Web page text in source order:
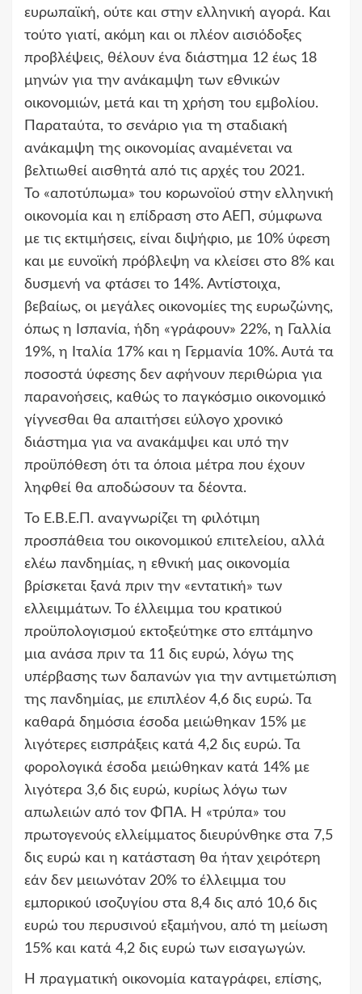
ευρωπαϊκή, ούτε και στην ελληνική αγορά. Και
τούτο γιατί, ακόμη και οι πλέον αισιόδοξες
προβλέψεις, θέλουν ένα διάστημα 12 έως 18
μηνών για την ανάκαμψη των εθνικών
οικονομιών, μετά και τη χρήση του εμβολίου.
Παραταύτα, το σενάριο για τη σταδιακή
ανάκαμψη της οικονομίας αναμένεται να
βελτιωθεί αισθητά από τις αρχές του 2021.
Το «αποτύπωμα» του κορωνοϊού στην ελληνική
οικονομία και η επίδραση στο ΑΕΠ, σύμφωνα
με τις εκτιμήσεις, είναι διψήφιο, με 10% ύφεση
και με ευνοϊκή πρόβλεψη να κλείσει στο 8% και
δυσμενή να φτάσει το 14%. Αντίστοιχα,
βεβαίως, οι μεγάλες οικονομίες της ευρωζώνης,
όπως η Ισπανία, ήδη «γράφουν» 22%, η Γαλλία
19%, η Ιταλία 17% και η Γερμανία 10%. Αυτά τα
ποσοστά ύφεσης δεν αφήνουν περιθώρια για
παρανοήσεις, καθώς το παγκόσμιο οικονομικό
γίγνεσθαι θα απαιτήσει εύλογο χρονικό
διάστημα για να ανακάμψει και υπό την
προϋπόθεση ότι τα όποια μέτρα που έχουν
ληφθεί θα αποδώσουν τα δέοντα.
Το Ε.Β.Ε.Π. αναγνωρίζει τη φιλότιμη
προσπάθεια του οικονομικού επιτελείου, αλλά
ελέω πανδημίας, η εθνική μας οικονομία
βρίσκεται ξανά πριν την «εντατική» των
ελλειμμάτων. Το έλλειμμα του κρατικού
προϋπολογισμού εκτοξεύτηκε στο επτάμηνο
μια ανάσα πριν τα 11 δις ευρώ, λόγω της
υπέρβασης των δαπανών για την αντιμετώπιση
της πανδημίας, με επιπλέον 4,6 δις ευρώ. Τα
καθαρά δημόσια έσοδα μειώθηκαν 15% με
λιγότερες εισπράξεις κατά 4,2 δις ευρώ. Τα
φορολογικά έσοδα μειώθηκαν κατά 14% με
λιγότερα 3,6 δις ευρώ, κυρίως λόγω των
απωλειών από τον ΦΠΑ. Η «τρύπα» του
πρωτογενούς ελλείμματος διευρύνθηκε στα 7,5
δις ευρώ και η κατάσταση θα ήταν χειρότερη
εάν δεν μειωνόταν 20% το έλλειμμα του
εμπορικού ισοζυγίου στα 8,4 δις από 10,6 δις
ευρώ του περυσινού εξαμήνου, από τη μείωση
15% και κατά 4,2 δις ευρώ των εισαγωγών.
Η πραγματική οικονομία καταγράφει, επίσης,